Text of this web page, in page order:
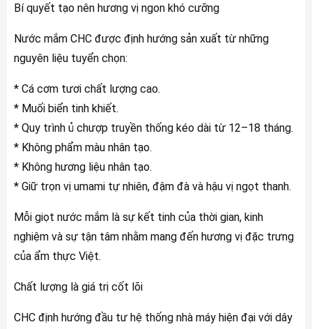
Bí quyết tạo nên hương vị ngon khó cưỡng
Nước mắm CHC được định hướng sản xuất từ những
nguyên liệu tuyển chọn:
* Cá cơm tươi chất lượng cao.
* Muối biển tinh khiết.
* Quy trình ủ chượp truyền thống kéo dài từ 12–18 tháng.
* Không phẩm màu nhân tạo.
* Không hương liệu nhân tạo.
* Giữ trọn vị umami tự nhiên, đậm đà và hậu vị ngọt thanh.
Mỗi giọt nước mắm là sự kết tinh của thời gian, kinh
nghiệm và sự tận tâm nhằm mang đến hương vị đặc trưng
của ẩm thực Việt.
Chất lượng là giá trị cốt lõi
CHC định hướng đầu tư hệ thống nhà máy hiện đại với dây